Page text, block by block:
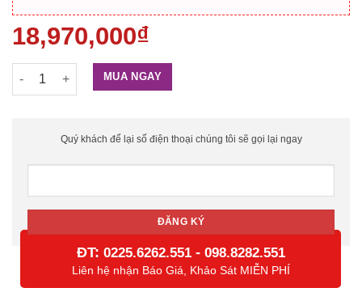
18,970,000₫
Camera HD-TVI Speed Dome DS-2AE5223TI-A 1080P, 23X,
MUA NGAY
Quý khách để lại số điện thoại chúng tôi sẽ gọi lại ngay
ĐT: 0225.6262.551 - 098.8282.551
Liên hệ nhận Báo Giá, Khảo Sát MIỄN PHÍ